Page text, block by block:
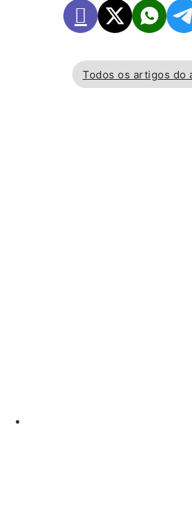
Todos os artigos do